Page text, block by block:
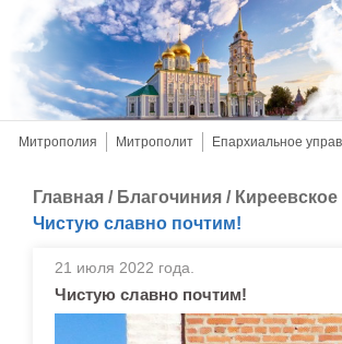
Митрополия Митрополит Епархиальное
Главная / Благочиния /
Чистую славно почтим!
21 июля 2022 года.
Чистую славно почтим!